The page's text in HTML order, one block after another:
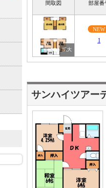
間取図 部屋番
NEW
1
サンハイツアー